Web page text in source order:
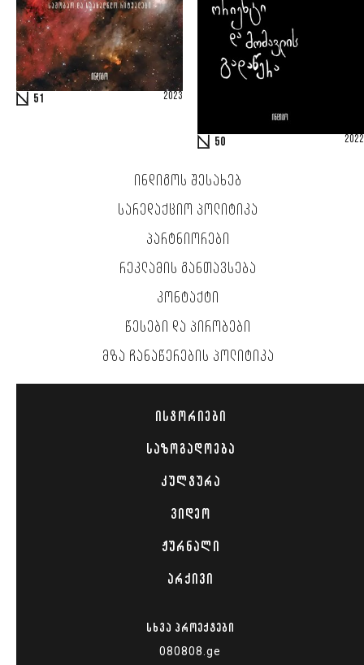
51 2023
50 2022
ᲘᲜᲓᲘᲒᲝᲡ ᲨᲔᲡᲐᲮᲔᲑ
ᲡᲐᲠᲔᲓᲐᲥᲪᲘᲝ ᲞᲝᲚᲘᲢᲘᲙᲐ
ᲞᲐᲠᲢᲜᲘᲝᲠᲔᲑᲘ
ᲠᲔᲙᲚᲐᲛᲘᲡ ᲒᲐᲜᲗᲐᲕᲡᲔᲑᲐ
ᲙᲝᲜᲢᲐᲥᲢᲘ
ᲬᲔᲡᲔᲑᲘ ᲓᲐ ᲞᲘᲠᲝᲑᲔᲑᲘ
ᲛᲖᲐ ᲩᲐᲜᲐᲬᲔᲠᲔᲑᲘᲡ ᲞᲝᲚᲘᲢᲘᲙᲐ
ᲘᲡᲢᲝᲠᲘᲔᲑᲘ
ᲡᲐᲖᲝᲒᲐᲓᲝᲔᲑᲐ
ᲙᲣᲚᲢᲣᲠᲐ
ᲕᲘᲓᲔᲝ
ᲟᲣᲠᲜᲐᲚᲘ
ᲐᲠᲥᲘᲕᲘ
ᲡᲮᲕᲐ ᲞᲠᲝᲔᲥᲢᲔᲑᲘ
080808.ge